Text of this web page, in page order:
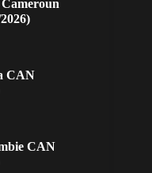
CAN
CAN